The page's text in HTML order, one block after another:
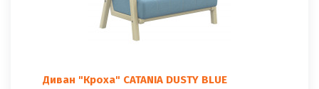
Диван "Кроха" CATANIA DUSTY BLUE